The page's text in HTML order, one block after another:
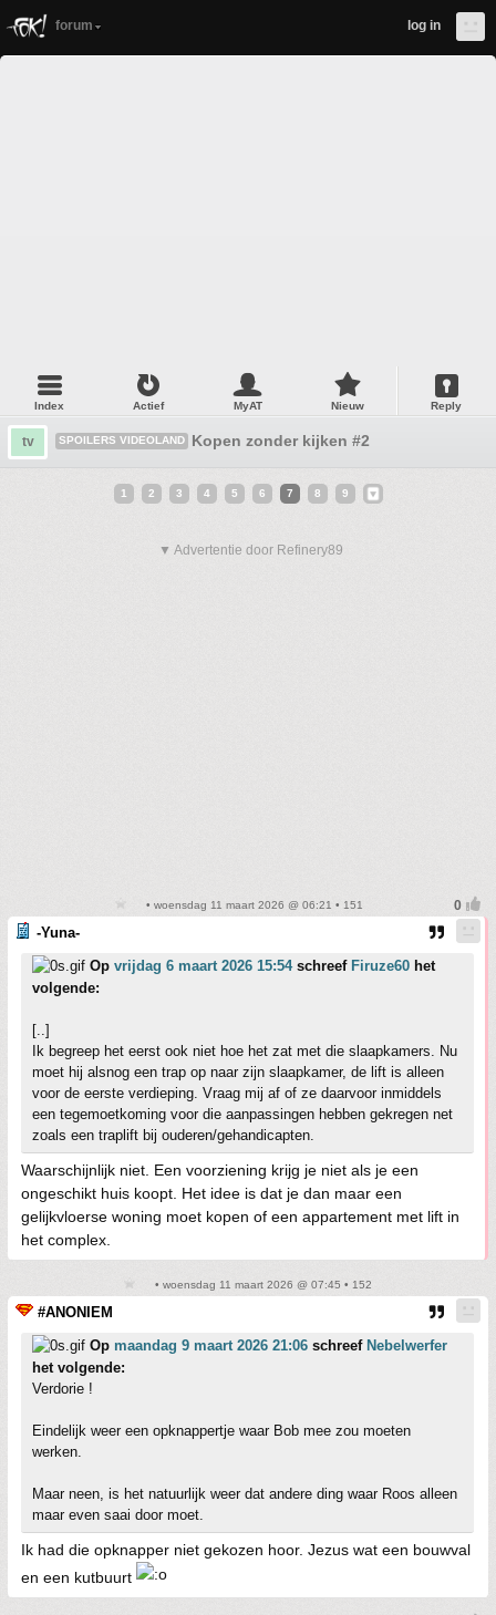
forum log in
Index Actief MyAT Nieuw Reply
tv SPOILERS VIDEOLAND Kopen zonder kijken #2
1 2 3 4 5 6 7 8 9
▼ Advertentie door Refinery89
• woensdag 11 maart 2026 @ 06:21 • 151
-Yuna-
Op vrijdag 6 maart 2026 15:54schreef Firuze60 het
volgende:
[..]
Ik begreep het eerst ook niet hoe het zat met die slaapkamers. Nu
moet hij alsnog een trap op naar zijn slaapkamer, de lift is alleen
voor de eerste verdieping. Vraag mij af of ze daarvoor inmiddels
een tegemoetkoming voor die aanpassingen hebben gekregen net
zoals een traplift bij ouderen/gehandicapten.
Waarschijnlijk niet. Een voorziening krijg je niet als je een
ongeschikt huis koopt. Het idee is dat je dan maar een
gelijkvloerse woning moet kopen of een appartement met lift in
het complex.
• woensdag 11 maart 2026 @ 07:45 • 152
#ANONIEM
Op maandag 9 maart 2026 21:06 schreef Nebelwerfer
het volgende:
Verdorie !
Eindelijk weer een opknappertje waar Bob mee zou moeten
werken.
Maar neen, is het natuurlijk weer dat andere ding waar Roos alleen
maar even saai door moet.
Ik had die opknapper niet gekozen hoor. Jezus wat een bouwval
en een kutbuurt